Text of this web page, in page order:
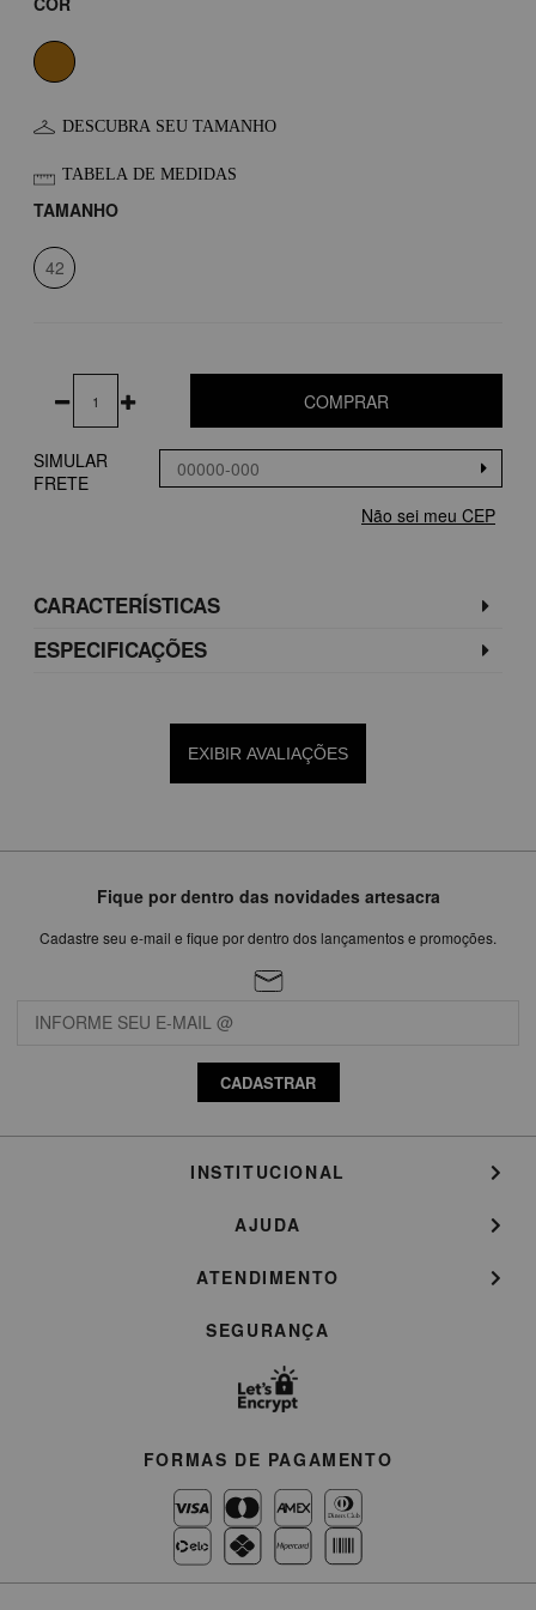
DESCUBRA SEU TAMANHO
TABELA DE MEDIDAS
TAMANHO
42
COMPRAR
SIMULAR
FRETE
Não sei meu CEP
CARACTERÍSTICAS
ESPECIFICAÇÕES
EXIBIR AVALIAÇÕES
Fique por dentro das novidades artesacra
Cadastre seu e-mail e fique por dentro dos lançamentos e promoções.
CADASTRAR
INSTITUCIONAL
AJUDA
ATENDIMENTO
SEGURANÇA
FORMAS DE PAGAMENTO